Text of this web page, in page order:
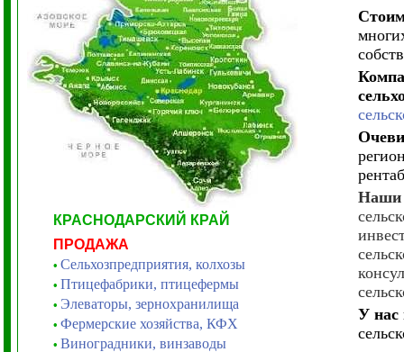
КРАСНОДАРСКИЙ КРАЙ
ПРОДАЖА
• Сельхозпредприятия, колхозы
• Птицефабрики, птицефермы
• Элеваторы, зернохранилища
• Фермерские хозяйства, КФХ
• Виноградники, винзаводы
Наши
У нас